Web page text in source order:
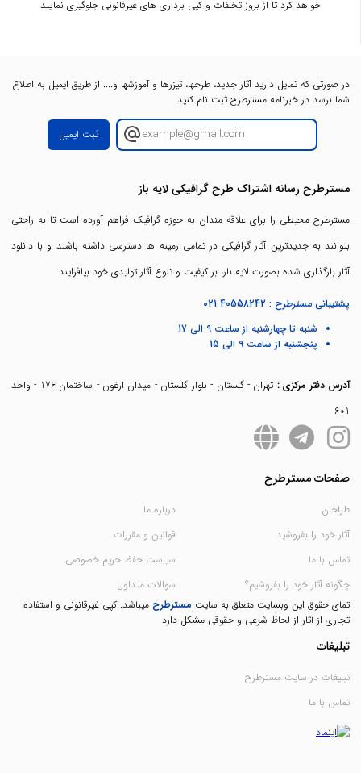
خواهد کرد تا از بروز تخلفات و کپی برداری های غیرقانونی جلوگیری نمایید
در صورتی که تمایل دارید آثار جدید، طرحها، تیزرها و آموزشها و.... از طریق ایمیل به اطلاع
شما برسد در خبرنامه مسترطرح ثبت نام کنید
ثبت ایمیل
مسترطرح رسانه اشتراک طرح گرافیکی لایه باز
مسترطرح محیطی را برای علاقه مندان به حوزه گرافیک فراهم آورده است تا به راحتی
بتوانند به جدیدترین آثار گرافیکی در تمامی زمینه ها دسترسی داشته باشند و با دانلود
آثار بارگذاری شده بصورت لایه باز، بر کیفیت و تنوع آثار تولیدی خود بیافزایند
پشتیبانی مسترطرح : 021 40558242
شنبه تا چهارشنبه از ساعت 9 الی 17
پنجشنبه از ساعت 9 الی 15
آدرس دفتر مرکزی :
تهران - گلستان - بلوار گلستان - میدان ارغون - ساختمان 176 - واحد
601
صفحات مسترطرح
طراحان
آثار خود را بفروشید
تماس با ما
چگونه آثار خود را بفروشیم؟
درباره ما
قوانین و مقررات
سیاست حفظ حریم خصوصی
سوالات متداول
تمای حقوق این وبسایت متعلق به سایت مسترطرح میباشد. کپی غیرقانونی و استفاده
تجاری از آثار از لحاظ شرعی و حقوقی مشکل دارد
تبلیغات
تبلیغات در سایت مسترطرح
تماس با ما